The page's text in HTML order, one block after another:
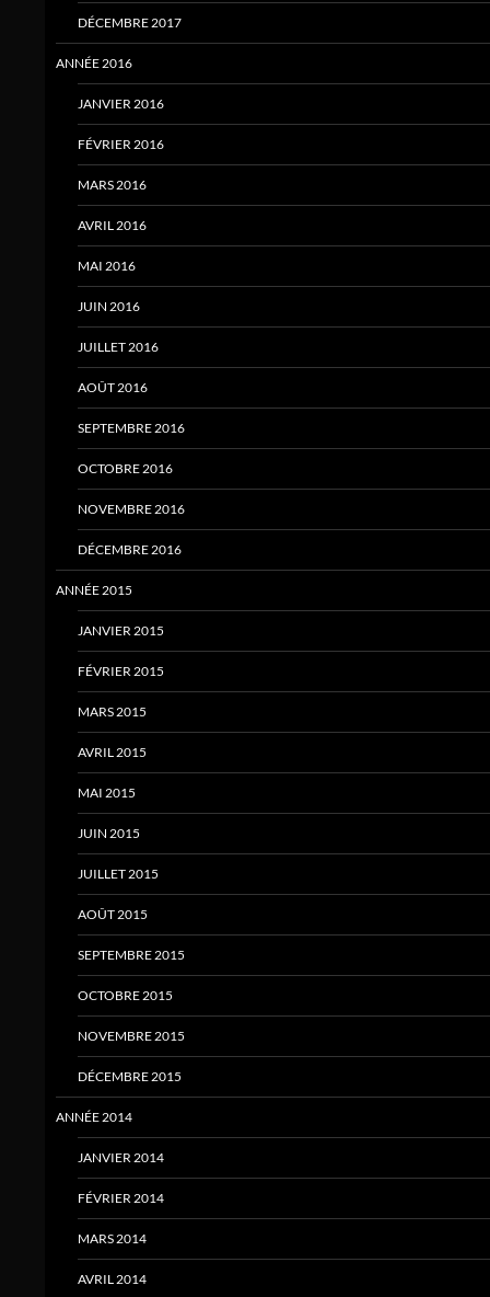
DÉCEMBRE 2017
ANNÉE 2016
JANVIER 2016
FÉVRIER 2016
MARS 2016
AVRIL 2016
MAI 2016
JUIN 2016
JUILLET 2016
AOÛT 2016
SEPTEMBRE 2016
OCTOBRE 2016
NOVEMBRE 2016
DÉCEMBRE 2016
ANNÉE 2015
JANVIER 2015
FÉVRIER 2015
MARS 2015
AVRIL 2015
MAI 2015
JUIN 2015
JUILLET 2015
AOÛT 2015
SEPTEMBRE 2015
OCTOBRE 2015
NOVEMBRE 2015
DÉCEMBRE 2015
ANNÉE 2014
JANVIER 2014
FÉVRIER 2014
MARS 2014
AVRIL 2014